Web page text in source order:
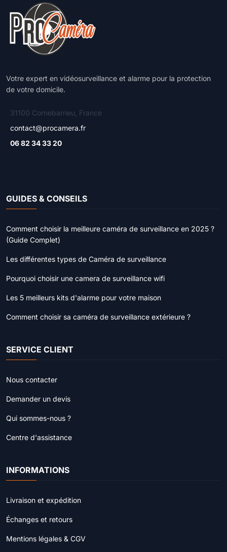
Votre expert en vidéosurveillance et alarme pour la protection
de votre domicile.
31100 Cornebarrieu, France
contact@procamera.fr
06 82 34 33 20
GUIDES & CONSEILS
Comment choisir la meilleure caméra de surveillance en 2025 ?
(Guide Complet)
Les différentes types de Caméra de surveillance
Pourquoi choisir une camera de surveillance wifi
Les 5 meilleurs kits d'alarme pour votre maison
Comment choisir sa caméra de surveillance extérieure ?
SERVICE CLIENT
Nous contacter
Demander un devis
Qui sommes-nous ?
Centre d'assistance
INFORMATIONS
Livraison et expédition
Échanges et retours
Mentions légales & CGV